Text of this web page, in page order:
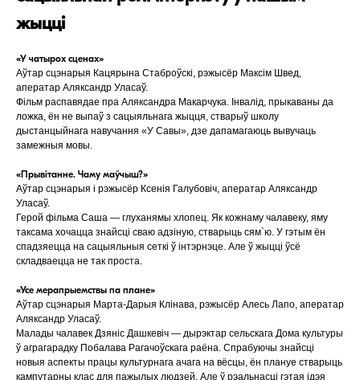
жыцці
«У чатырох сценах»
Аўтар сцэнарыя Кацярына Стаброўскі, рэжысёр Максім Швед,
аператар Аляксандр Уласаў.
Фільм распавядае пра Аляксандра Макарчука. Інвалід, прыкаваны да
ложка, ён не выпаў з сацыяльнага жыцця, стварыў школу
дыстанцыйнага навучання «У Савы», дзе дапамагаюць вывучаць
замежныя мовы.
«Прывітанне. Чаму маўчыш?»
Аўтар сцэнарыя і рэжысёр Ксенія Галубовіч, аператар Аляксандр
Уласаў.
Герой фільма Саша — глуханямы хлопец. Як кожнаму чалавеку, яму
таксама хочацца знайсці сваю адзіную, стварыць сям`ю. У гэтым ён
спадзяецца на сацыяльныя сеткі ў інтэрнэце. Але ў жыцці ўсё
складваецца не так проста.
«Усе мерапрыемствы па плане»
Аўтар сцэнарыя Марта-Дарыя Клінава, рэжысёр Алесь Лапо, аператар
Аляксандр Уласаў.
Малады чалавек Дзяніс Дашкевіч — дырэктар сельскага Дома культуры
ў аграгарадку Побалава Рагачоўскага раёна. Спрабуючы знайсці
новыя аспекты працы культурнага ачага на вёсцы, ён плануе стварыць
кампутарны клас для пажылых людзей. Але ў рэальнасці гэтая ідэя